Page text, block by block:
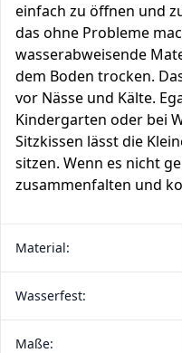
einfach zu öffnen und
das ohne Probleme
wasserabweisende
dem Boden trocken.
vor Nässe und Kälte.
Kindergarten oder bei
Sitzkissen lässt die
sitzen. Wenn es nicht
zusammenfalten und
Material:
Wasserfest:
Maße: